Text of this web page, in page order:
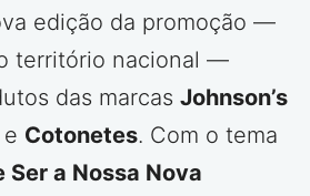
edição da promoção —
território nacional —
das marcas Johnson’s
e Cotonetes. Com o tema
Ser a Nossa Nova